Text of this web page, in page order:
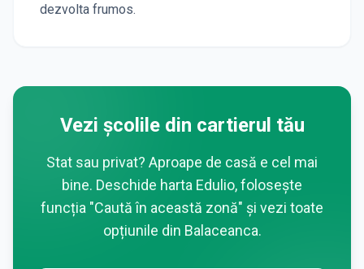
dezvolta frumos.
Vezi școlile din cartierul tău
Stat sau privat? Aproape de casă e cel mai
bine. Deschide harta Edulio, folosește
funcția "Caută în această zonă" și vezi toate
opțiunile din Balaceanca.